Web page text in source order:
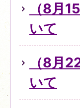
（8月
いて
（8月
いて